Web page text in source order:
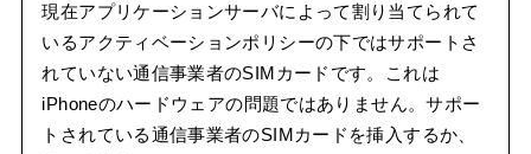
現在アプリケーションサーバによって割り当てられて
いるアクティベーションポリシーの下ではサポートさ
れていない通信事業者のSIMカードです。これは
iPhoneのハードウェアの問題ではありません。サポー
トされている通信事業者のSIMカードを挿入するか、